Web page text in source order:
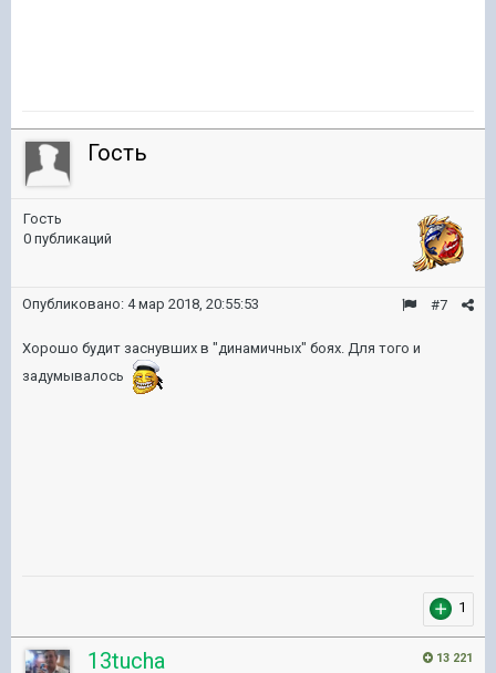
Гость
Гость
0 публикаций
#7
Опубликовано: 4 мар 2018, 20:55:53
Хорошо будит заснувших в "динамичных" боях. Для того и
задумывалось
1
13 221
13tucha